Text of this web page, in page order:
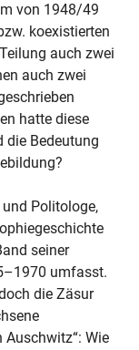
von 1948/49
koexistierten
auch zwei
auch zwei
hatte diese
die Bedeutung
Politologe,
seiner
umfasst.
die Zäsur
Wie